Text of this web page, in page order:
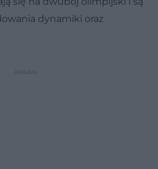
dynamiki oraz